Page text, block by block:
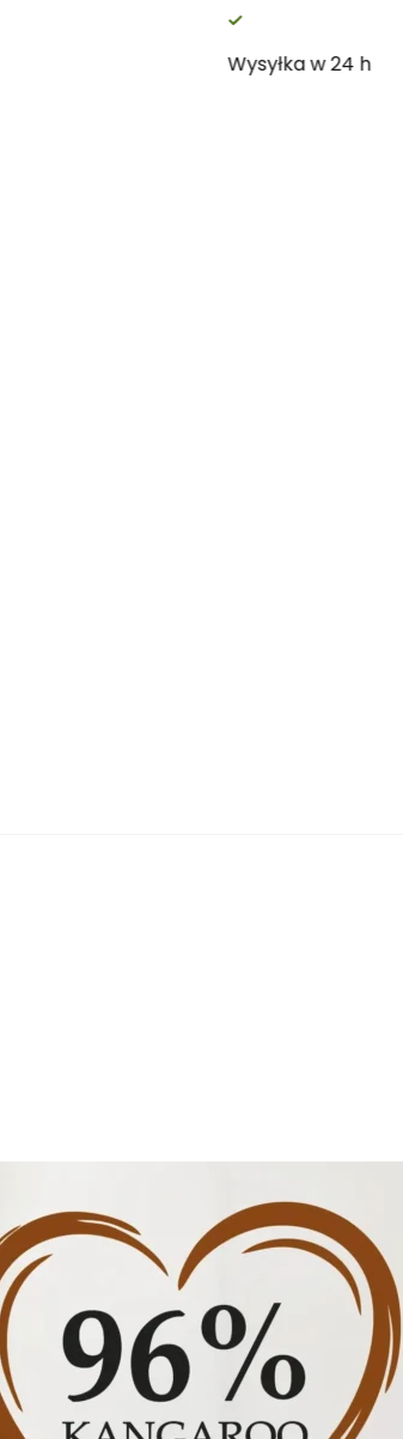
Darmowa dostawa od 99 zł